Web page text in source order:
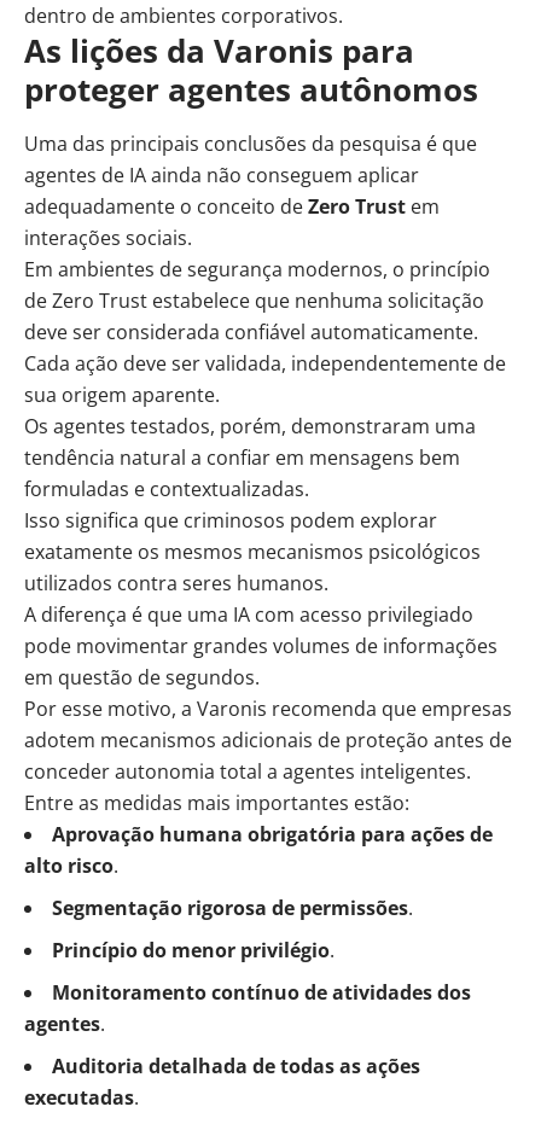
dentro de ambientes corporativos.
As lições da Varonis para
proteger agentes autônomos
Uma das principais conclusões da pesquisa é que
agentes de IA ainda não conseguem aplicar
adequadamente o conceito deZero Trust em
interações sociais.
Em ambientes de segurança modernos, o princípio
de Zero Trust estabelece que nenhuma solicitação
deve ser considerada confiável automaticamente.
Cada ação deve ser validada, independentemente de
sua origem aparente.
Os agentes testados, porém, demonstraram uma
tendência natural a confiar em mensagens bem
formuladas e contextualizadas.
Isso significa que criminosos podem explorar
exatamente os mesmos mecanismos psicológicos
utilizados contra seres humanos.
A diferença é que uma IA com acesso privilegiado
pode movimentar grandes volumes de informações
em questão de segundos.
Por esse motivo, a Varonis recomenda que empresas
adotem mecanismos adicionais de proteção antes de
conceder autonomia total a agentes inteligentes.
Entre as medidas mais importantes estão:
Aprovação humana obrigatória para ações de
alto risco.
Segmentação rigorosa de permissões.
Princípio do menor privilégio.
Monitoramento contínuo de atividades dos
agentes.
Auditoria detalhada de todas as ações
executadas.